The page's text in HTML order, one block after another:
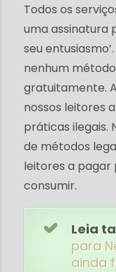
Todos os
uma assinatura
seu
nenhum
gratuitamente.
nossos leitores
práticas ilegais.
de métodos
leitores a pagar
consumir.
Leia
para
ainda